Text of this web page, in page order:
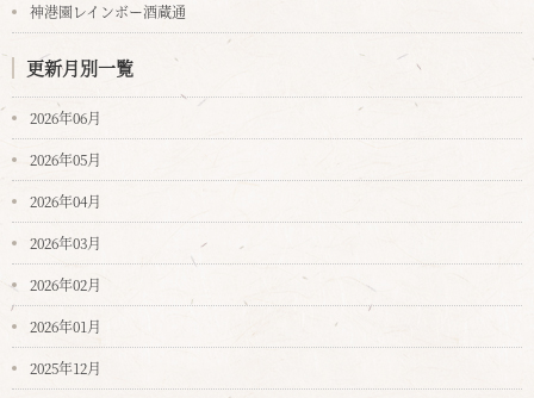
神港園レインボー酒蔵通
更新月別一覧
2026年06月
2026年05月
2026年04月
2026年03月
2026年02月
2026年01月
2025年12月